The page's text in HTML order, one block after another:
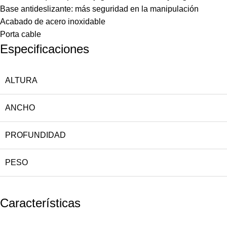
Base antideslizante: más seguridad en la manipulación
Acabado de acero inoxidable
Porta cable
Especificaciones
ALTURA
ANCHO
PROFUNDIDAD
PESO
Características